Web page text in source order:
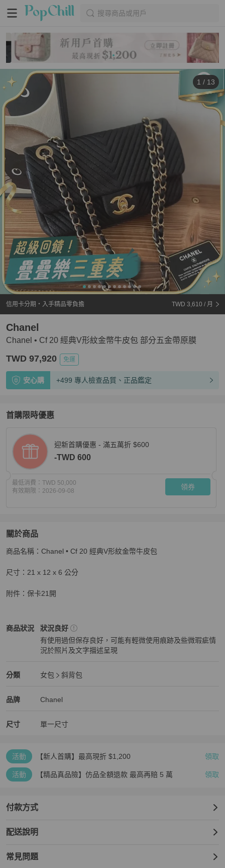
搜尋商品或用戶
1 / 13
信用卡分期・入手精品零負擔 TWD 3,610 / 月
Chanel • Cf 20 經典V形紋金幣牛皮包 部分五金帶原膜
Chanel
TWD 97,920 免運
安心購 +499 專人檢查品質、正品鑑定
首購限時優惠
迎新首購優惠 - 滿五萬折 $600
-TWD 600
最低消費： TWD 50,000
有效期限： 2026-09-08 領券
關於商品
關於Chanel • Cf 20 經典V形紋金幣牛皮包 部分五金帶原膜
商品名稱：Chanel • Cf 20 經典V形紋金幣牛皮包
尺寸：21 x 12 x 6 公分
附件：保卡21開
商品狀況
Chanel女包商品狀態與細節
狀況良好
有使用過但保存良好，可能有輕微使用痕跡及些微瑕疵情
況於照片及文字描述呈現
分類
Chanel 女包分類資訊
女包
斜背包
品牌
Chanel 精品女包品牌介紹
Chanel
Chanel 推薦清單
尺寸 單一尺寸
活動 【新人首購】最高現折 $1,200 領取
活動 【精品真品險】仿品全額退款 最高再賠 5 萬 領取
付款方式
配送說明
常見問題